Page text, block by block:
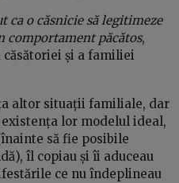
ca o căsnicie să legitimeze
comportament păcătos,
și a familiei
altor situații familiale, dar
lor modelul ideal,
să fie posibile
îl copiau și îi aduceau
ce nu îndeplineau